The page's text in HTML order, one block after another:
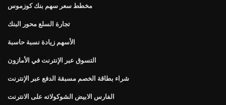
مخطط سعر سهم بنك كوزموس
تجارة السلع محور البنك
الأسهم زيادة نسبة حاسبة
التسوق عبر الإنترنت في الأمازون
شراء بطاقة الخصم مسبقة الدفع عبر الإنترنت
الفارس الابيض الشوكولاته على الانترنت